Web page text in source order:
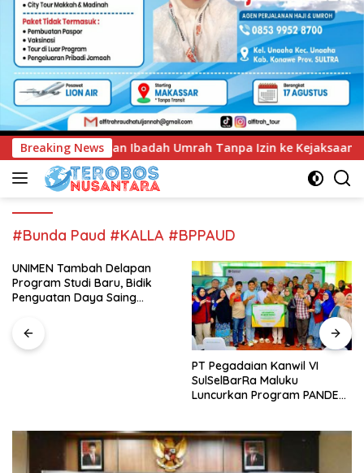
Breaking News
Tanpa Izin ke Kejaksaan UNIMEN Tambah
#Bunda Paud #KALLA #BPPAUD
UNIMEN Tambah Delapan
Program Studi Baru, Bidik
Penguatan Daya Saing
PT Pegadaian Kanwil VI
SulSelBarRa Maluku
Luncurkan Program PANDE